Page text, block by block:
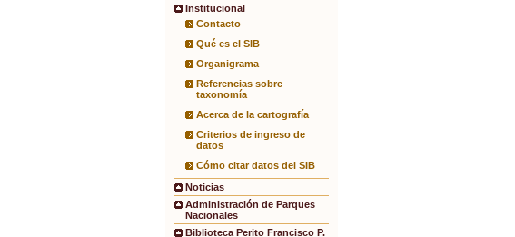
Institucional
Contacto
Qué es el SIB
Organigrama
Referencias sobre
taxonomía
Acerca de la cartografía
Criterios de ingreso de
datos
Cómo citar datos del SIB
Noticias
Administración de Parques
Nacionales
Biblioteca Perito Francisco P.